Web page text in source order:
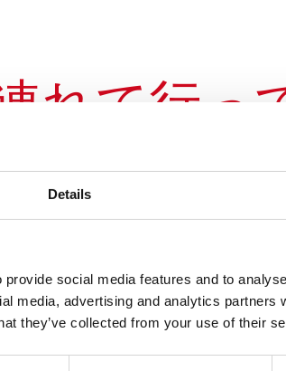
Details
social media features and to
media, advertising and analytics partners
they’ve collected from your use of their
れて行っ
の瞬間?
ュースレターに登録する